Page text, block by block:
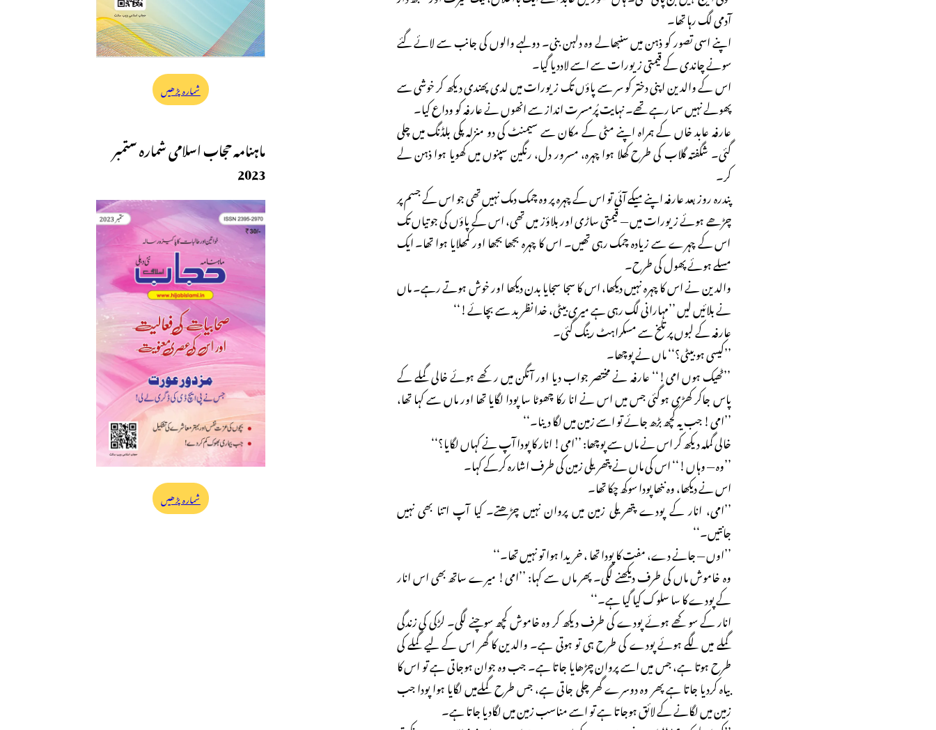
آدمی لگ رہا تھا۔
اپنے اسی تصور کو ذہن میں سنبھالے وہ دلہن بنی۔ دولہے والوں کی جانب سے لائے گئے
سونے چاندی کے قیمتی زیورات سے اسے لاددیا گیا۔
اس کے والدین اپنی دختر کو سر سے پاؤں تک زیورات میں لدی پھندی دیکھ کر خوشی سے
پھولے نہیں سما رہے تھے۔ نہایت پُرمسرت انداز سے انھوں نے عارفہ کو وداع کیا۔
عارفہ عابد خاں کے ہمراہ اپنے مٹی کے مکان سے سیمنٹ کی دو منزلہ پکی بلڈنگ میں چلی
گئی۔ شگفتہ گلاب کی طرح کھلا ہوا چہرہ، مسرور دل، رنگین سپنوں میں کھویا ہوا ذہن لے
کر۔
پندرہ روز بعد عارفہ اپنے میکے آئی تو اس کے چہرہ پر وہ چمک دمک نہیں تھی جو اس کے جسم پر
چڑھے ہوئے زیورات میں — قیمتی ساڑی اور بلاؤز میں تھی، اس کے پاؤں کی جوتیاں تک
اس کے چہرے سے زیادہ چمک رہی تھیں۔ اس کا چہرہ بجھا بجھا اور کمھلایا ہوا تھا۔ ایک
مسلے ہوئے پھول کی طرح۔
والدین نے اس کا چہرہ نہیں دیکھا، اس کا سجا سجایا بدن دیکھا اور خوش ہوتے رہے۔ ماں
نے بلائیں لیں ’’مہارانی لگ رہی ہے میری بیٹی، خدا نظر بد سے بچائے!‘‘
عارفہ کے لبوں پر تلخ سے مسکراہٹ رینگ گئی۔
’’کیسی ہو بیٹی؟‘‘ ماں نے پوچھا۔
’’ٹھیک ہوں امی!‘‘ عارفہ نے مختصر جواب دیا اور آنگن میں رکھے ہوئے خالی گملے کے
پاس جاکر کھڑی ہوگئی جس میں اس نے انا رکا چھوٹا سا پودا لگایا تھا اور ماں سے کہا تھا،
’’امی! جب یہ کچھ بڑھ جائے تو اسے زمین میں لگا دینا۔‘‘
خالی گملہ دیکھ کر اس نے ماں سے پوچھا: ’’امی! انار کا پودا آپ نے کہاں لگایا؟‘‘
’’وہ — وہاں!‘‘ اس کی ماں نے پتھریلی زمین کی طرف اشارہ کرکے کہا۔
اس نے دیکھا، وہ ننھا پودا سوکھ چکا تھا۔
’’امی، انار کے پودے پتھریلی زمین میں پروان نہیں چڑھتے۔ کیا آپ اتنا بھی نہیں
جانتیں۔‘‘
’’اوں — جانے دے، مفت کا پودا تھا ، خریدا ہوا تو نہیں تھا۔‘‘
وہ خاموش ماں کی طرف دیکھنے لگی۔ پھر ماں سے کہا: ’’امی! میرے ساتھ بھی اس انار
کے پودے کا سا سلوک کیا گیا ہے۔‘‘
انار کے سوکھے ہوئے پودے کی طرف دیکھ کر وہ خاموش کچھ سوچنے لگی۔ لڑکی کی زندگی
گملے میں لگے ہوئے پودے کی طرح ہی تو ہوتی ہے۔ والدین کا گھر اس کے لیے گملے کی
طرح ہوتا ہے، جس میں اسے پروان چڑھایا جاتا ہے۔ جب وہ جوان ہوجاتی ہے تو اس کا
بیاہ کردیا جاتا ہے پھر وہ دوسرے گھر چلی جاتی ہے، جس طرح گملےمیں لگایا ہوا پودا جب
زمین میں لگانے کے لائق ہوجاتا ہے تو اسے مناسب زمین میں لگادیا جاتا ہے۔
شمارہ پڑھیں
ماہنامہ حجاب اسلامی شمارہ ستمبر
2023
شمارہ پڑھیں